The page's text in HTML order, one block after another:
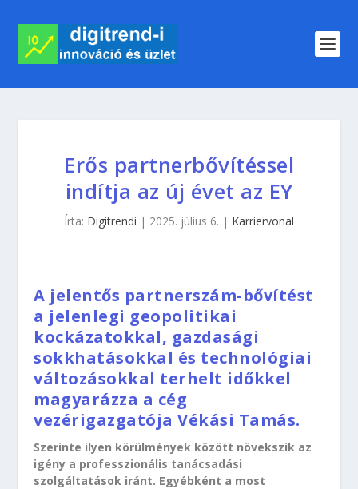
Erős partnerbővítéssel
indítja az új évet az EY
Írta: Digitrendi | 2025. július 6. | Karriervonal
A jelentős partnerszám-bővítést
a jelenlegi geopolitikai
kockázatokkal, gazdasági
sokkhatásokkal és technológiai
változásokkal terhelt időkkel
magyarázza a cég
vezérigazgatója Vékási Tamás.
Szerinte ilyen körülmények között növekszik az
igény a professzionális tanácsadási
szolgáltatások iránt. Egyébként a most